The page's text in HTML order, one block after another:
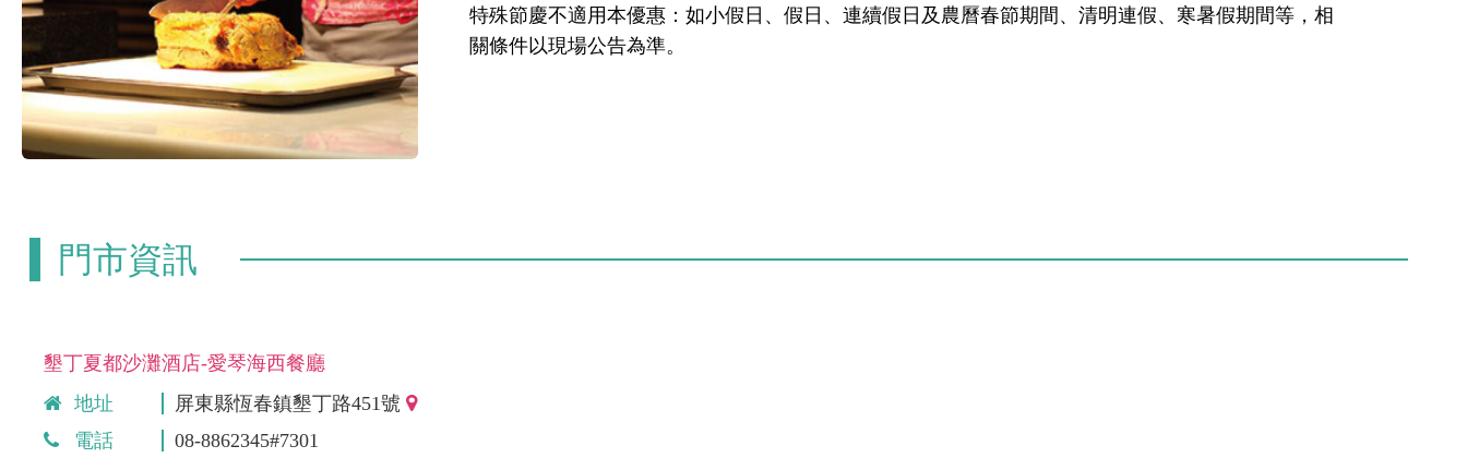
特殊節慶不適用本優惠：如小假日、假日、連續假日及農曆春節期間、清明連假、寒暑假期間等，相
關條件以現場公告為準。
門市資訊
墾丁夏都沙灘酒店-愛琴海西餐廳
地址
屏東縣恆春鎮墾丁路451號
電話
08-8862345#7301